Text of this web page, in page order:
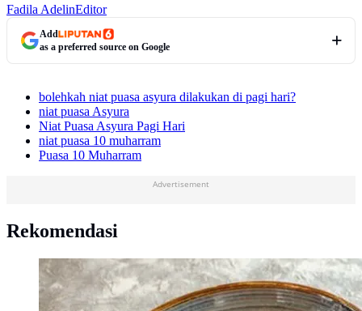
Fadila AdelinEditor
Add
as a preferred source on Google
bolehkah niat puasa asyura dilakukan di pagi hari?
niat puasa Asyura
Niat Puasa Asyura Pagi Hari
niat puasa 10 muharram
Puasa 10 Muharram
Advertisement
Rekomendasi